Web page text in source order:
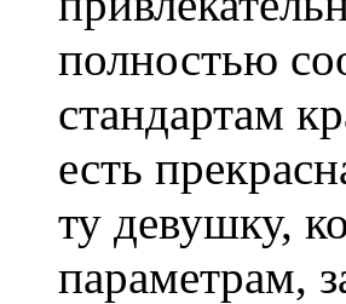
полностью
стандартам
есть
ту девушку,
параметрам,